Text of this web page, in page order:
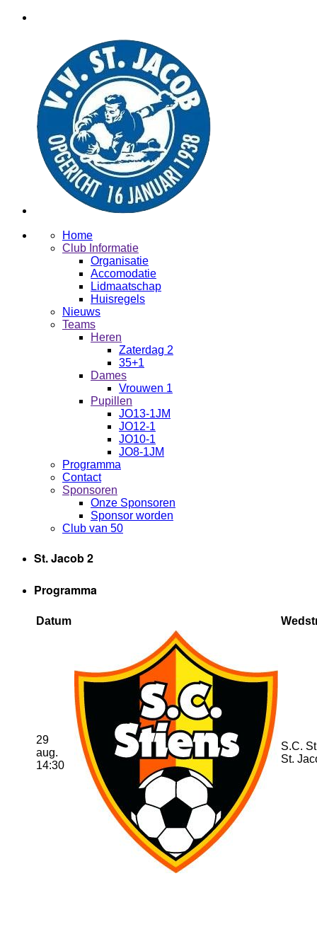
Home
Club Informatie
Organisatie
Accomodatie
Lidmaatschap
Huisregels
Nieuws
Teams
Heren
Zaterdag 2
35+1
Dames
Vrouwen 1
Pupillen
JO13-1JM
JO12-1
JO10-1
JO8-1JM
Programma
Contact
Sponsoren
Onze Sponsoren
Sponsor worden
Club van 50
St. Jacob 2
Programma
Datum
29
aug.
14:30
S.C.
St.